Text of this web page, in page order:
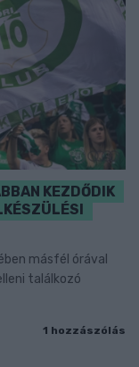
KEZDŐDIK
másfél órával
találkozó
1 hozzászólás